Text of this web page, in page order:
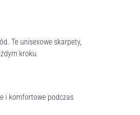
Te unisexowe skarpety,
kroku.
i komfortowe podczas